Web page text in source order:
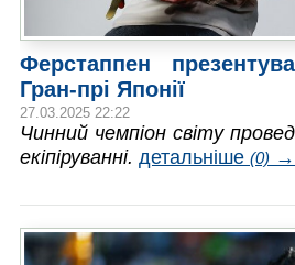
Ферстаппен
Гран-прі Японії
27.03.2025 22:22
Чинний чемпіон світу
екіпіруванні. детальніше (0) →